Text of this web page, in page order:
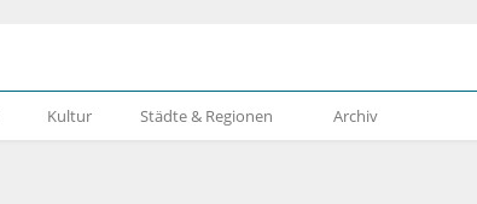
Kultur Städte & Regionen Archiv